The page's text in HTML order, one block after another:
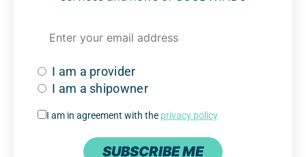
I am a provider
I am a shipowner
I am in agreement with the privacy policy
SUBSCRIBE ME